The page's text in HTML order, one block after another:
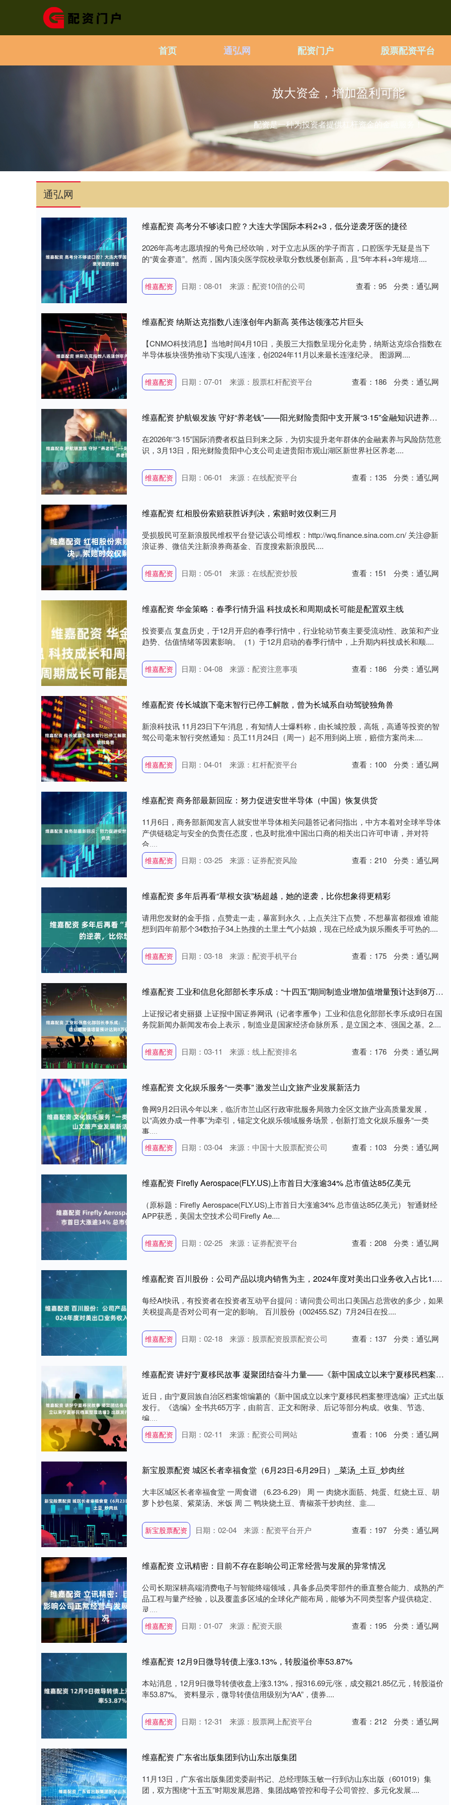
首页 通弘网 配资门户 股票配资平台
放大资金，增加盈利可能
配资是一种为投资者提供杠杆资金的金融服务！
通弘网
维嘉配资 高考分不够读口腔？大连大学国际本科2+3，低分逆袭牙医的捷径
2026年高考志愿填报的号角已经吹响，对于立志从医的学子而言，口腔医学无疑是当下
的“黄金赛道”。然而，国内顶尖医学院校录取分数线屡创新高，且“5年本科+3年规培....
维嘉配资 日期：08-01 来源：配资10倍的公司 查看： 95 分类： 通弘网
维嘉配资 纳斯达克指数八连涨创年内新高 英伟达领涨芯片巨头
【CNMO科技消息】当地时间4月10日，美股三大指数呈现分化走势，纳斯达克综合指数在
半导体板块强势推动下实现八连涨，创2024年11月以来最长连涨纪录。 图源网....
维嘉配资 日期：07-01 来源：股票杠杆配资平台 查看： 186 分类： 通弘网
维嘉配资 护航银发族 守好“养老钱”——阳光财险贵阳中支开展“3·15”金融知识进养老院活动
在2026年“3·15”国际消费者权益日到来之际，为切实提升老年群体的金融素养与风险防范意
识，3月13日，阳光财险贵阳中心支公司走进贵阳市观山湖区新世界社区养老....
维嘉配资 日期：06-01 来源：在线配资平台 查看： 135 分类： 通弘网
维嘉配资 红相股份索赔获胜诉判决，索赔时效仅剩三月
受损股民可至新浪股民维权平台登记该公司维权：http://wq.finance.sina.com.cn/ 关注@新
浪证券、微信关注新浪券商基金、百度搜索新浪股民....
维嘉配资 日期：05-01 来源：在线配资炒股 查看： 151 分类： 通弘网
维嘉配资 华金策略：春季行情升温 科技成长和周期成长可能是配置双主线
投资要点 复盘历史，于12月开启的春季行情中，行业轮动节奏主要受流动性、政策和产业
趋势、估值情绪等因素影响。（1）于12月启动的春季行情中，上升期内科技成长和顺....
维嘉配资 日期：04-08 来源：配资注意事项 查看： 186 分类： 通弘网
维嘉配资 传长城旗下毫末智行已停工解散，曾为长城系自动驾驶独角兽
新浪科技讯 11月23日下午消息，有知情人士爆料称，由长城控股，高瓴，高通等投资的智
驾公司毫末智行突然通知：员工11月24日（周一）起不用到岗上班，赔偿方案尚未....
维嘉配资 日期：04-01 来源：杠杆配资平台 查看： 100 分类： 通弘网
维嘉配资 商务部最新回应：努力促进安世半导体（中国）恢复供货
11月6日，商务部新闻发言人就安世半导体相关问题答记者问指出，中方本着对全球半导体
产供链稳定与安全的负责任态度，也及时批准中国出口商的相关出口许可申请，并对符
合....
维嘉配资 日期：03-25 来源：证券配资风险 查看： 210 分类： 通弘网
维嘉配资 多年后再看“草根女孩”杨超越，她的逆袭，比你想象得更精彩
请用您发财的金手指，点赞走一走，暴富到永久，上点关注下点赞，不想暴富都很难 谁能
想到四年前那个34数拍子34上热搜的土里土气小姑娘，现在已经成为娱乐圈炙手可热的....
维嘉配资 日期：03-18 来源：配资手机平台 查看： 175 分类： 通弘网
维嘉配资 工业和信息化部部长李乐成：“十四五”期间制造业增加值增量预计达到8万亿元
上证报记者史丽摄 上证报中国证券网讯（记者李雁争）工业和信息化部部长李乐成9日在国
务院新闻办新闻发布会上表示，制造业是国家经济命脉所系，是立国之本、强国之基。2....
维嘉配资 日期：03-11 来源：线上配资排名 查看： 176 分类： 通弘网
维嘉配资 文化娱乐服务“一类事” 激发兰山文旅产业发展新活力
鲁网9月2日讯今年以来，临沂市兰山区行政审批服务局致力全区文旅产业高质量发展，
以“高效办成一件事”为牵引，锚定文化娱乐领域服务场景，创新打造文化娱乐服务“一类
事....
维嘉配资 日期：03-04 来源：中国十大股票配资公司 查看： 103 分类： 通弘网
维嘉配资 Firefly Aerospace(FLY.US)上市首日大涨逾34% 总市值达85亿美元
（原标题：Firefly Aerospace(FLY.US)上市首日大涨逾34% 总市值达85亿美元） 智通财经
APP获悉，美国太空技术公司Firefly Ae....
维嘉配资 日期：02-25 来源：证券配资平台 查看： 208 分类： 通弘网
维嘉配资 百川股份：公司产品以境内销售为主，2024年度对美出口业务收入占比1.4％左右
每经AI快讯，有投资者在投资者互动平台提问：请问贵公司出口美国占总营收的多少，如果
关税提高是否对公司有一定的影响。 百川股份（002455.SZ）7月24日在投....
维嘉配资 日期：02-18 来源：股票配资股票配资公司 查看： 137 分类： 通弘网
维嘉配资 讲好宁夏移民故事 凝聚团结奋斗力量——《新中国成立以来宁夏移民档案整理选编》出版发行_历史_发展_安置
近日，由宁夏回族自治区档案馆编纂的《新中国成立以来宁夏移民档案整理选编》正式出版
发行。《选编》全书共65万字，由前言、正文和附录、后记等部分构成。收集、节选、
编....
维嘉配资 日期：02-11 来源：配资公司网站 查看： 106 分类： 通弘网
新宝股票配资 城区长者幸福食堂（6月23日-6月29日）_菜汤_土豆_炒肉丝
大丰区城区长者幸福食堂 一周食谱 （6.23-6.29） 周 一 肉烧水面筋、炖蛋、红烧土豆、胡
萝卜炒包菜、紫菜汤、米饭 周 二 鸭块烧土豆、青椒茶干炒肉丝、韭....
新宝股票配资 日期：02-04 来源：配资平台开户 查看： 197 分类： 通弘网
维嘉配资 立讯精密：目前不存在影响公司正常经营与发展的异常情况
公司长期深耕高端消费电子与智能终端领域，具备多品类零部件的垂直整合能力、成熟的产
品工程与量产经验，以及覆盖多区域的全球化产能布局，能够为不同类型客户提供稳定、
灵....
维嘉配资 日期：01-07 来源：配资天眼 查看： 195 分类： 通弘网
维嘉配资 12月9日微导转债上涨3.13%，转股溢价率53.87%
本站消息，12月9日微导转债收盘上涨3.13%，报316.69元/张，成交额21.85亿元，转股溢价
率53.87%。 资料显示，微导转债信用级别为“AA”，债券....
维嘉配资 日期：12-31 来源：股票网上配资平台 查看： 212 分类： 通弘网
维嘉配资 广东省出版集团到访山东出版集团
11月13日，广东省出版集团党委副书记、总经理陈玉敏一行到访山东出版（601019）集
团，双方围绕“十五五”时期发展思路、集团战略管控和母子公司管控、多元化发展....